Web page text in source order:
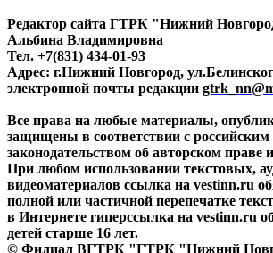
Редактор сайта ГТРК "Нижний
Альбина Владимировна
Тел. +7(831) 434-01-93
Адрес: г.Нижний Новгород,
электронной почты редакции
Все права на любые материалы,
защищены в соответствии с
законодательством об авторском
При любом использовании текстовых,
видеоматериалов ссылка на vestinn.ru
полной или частичной перепечатке
в Интернете гиперссылка на vestinn.ru
детей старше 16 лет.
© Филиал ВГТРК "ГТРК "Нижний